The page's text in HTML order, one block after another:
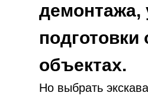
демонтажа,
объектах.
Но выбрать